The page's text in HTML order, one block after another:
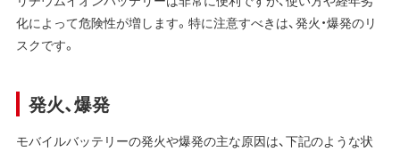
化によって危険性が増します。特に注意すべきは、発火・爆発のリ
スクです。
発火、爆発
モバイルバッテリーの発火や爆発の主な原因は、下記のような状